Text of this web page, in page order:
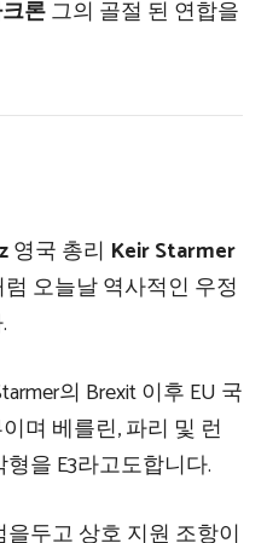
론그의 골절 된 연합을
영국 총리 Keir Starmer
오늘날 역사적인 우정
의 Brexit 이후 EU 국
며 베를린, 파리 및 런
을 E3라고도합니다.
두고 상호 지원 조항이